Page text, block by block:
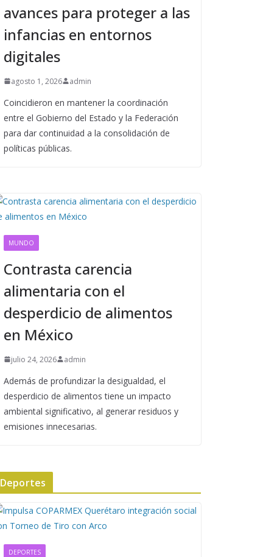
avances para proteger a las
infancias en entornos
digitales
agosto 1, 2026 admin
Coincidieron en mantener la coordinación
entre el Gobierno del Estado y la Federación
para dar continuidad a la consolidación de
políticas públicas.
MUNDO
Contrasta carencia
alimentaria con el
desperdicio de alimentos
en México
julio 24, 2026 admin
Además de profundizar la desigualdad, el
desperdicio de alimentos tiene un impacto
ambiental significativo, al generar residuos y
emisiones innecesarias.
Deportes
DEPORTES